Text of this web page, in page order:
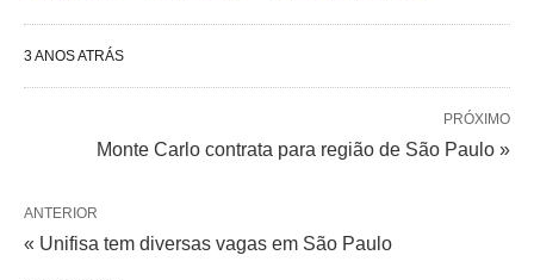
3 ANOS ATRÁS
PRÓXIMO
Monte Carlo contrata para região de São Paulo »
ANTERIOR
« Unifisa tem diversas vagas em São Paulo